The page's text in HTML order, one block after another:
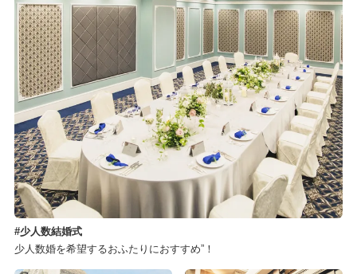
少人数結婚式
少人数婚を希望するおふたりにおすすめ”！